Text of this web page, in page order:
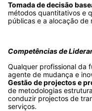
Tomada de decisão
métodos quantitativos e
públicas e a alocação de
Competências de
Qualquer profissional da
agente de mudança e
Gestão de projectos e
de metodologias
conduzir projectos de
serviços.